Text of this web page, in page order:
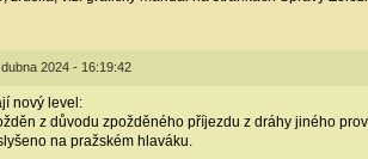
2024 - 16:19:42
nový level:
z důvodu zpožděného příjezdu z dráhy jiného
na pražském hlaváku.